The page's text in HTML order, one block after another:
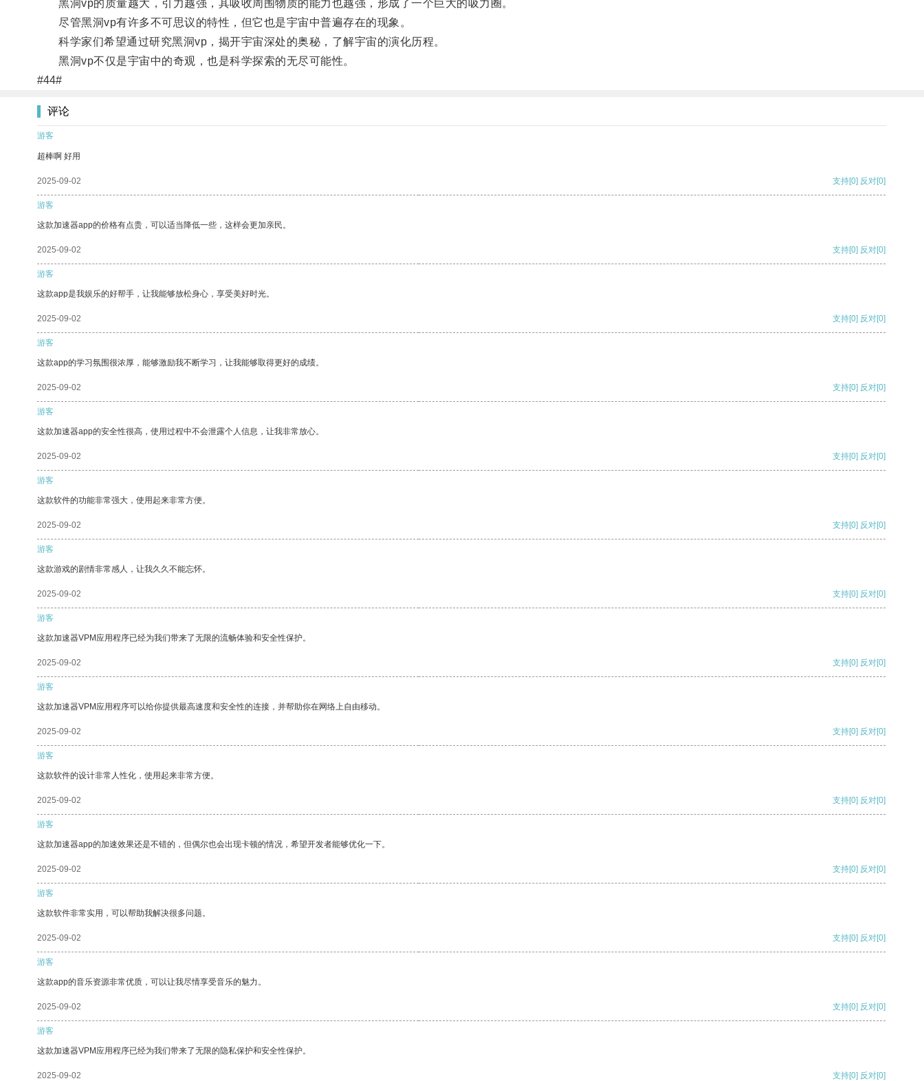
黑洞vp的质量越大，引力越强，其吸收周围物质的能力也越强，形成了一个巨大的吸力圈。
尽管黑洞vp有许多不可思议的特性，但它也是宇宙中普遍存在的现象。
科学家们希望通过研究黑洞vp，揭开宇宙深处的奥秘，了解宇宙的演化历程。
黑洞vp不仅是宇宙中的奇观，也是科学探索的无尽可能性。
#44#
评论
游客
超棒啊 好用
2025-09-02 支持[0] 反对[0]
游客
这款加速器app的价格有点贵，可以适当降低一些，这样会更加亲民。
2025-09-02 支持[0] 反对[0]
游客
这款app是我娱乐的好帮手，让我能够放松身心，享受美好时光。
2025-09-02 支持[0] 反对[0]
游客
这款app的学习氛围很浓厚，能够激励我不断学习，让我能够取得更好的成绩。
2025-09-02 支持[0] 反对[0]
游客
这款加速器app的安全性很高，使用过程中不会泄露个人信息，让我非常放心。
2025-09-02 支持[0] 反对[0]
游客
这款软件的功能非常强大，使用起来非常方便。
2025-09-02 支持[0] 反对[0]
游客
这款游戏的剧情非常感人，让我久久不能忘怀。
2025-09-02 支持[0] 反对[0]
游客
这款加速器VPM应用程序已经为我们带来了无限的流畅体验和安全性保护。
2025-09-02 支持[0] 反对[0]
游客
这款加速器VPM应用程序可以给你提供最高速度和安全性的连接，并帮助你在网络上自由移动。
2025-09-02 支持[0] 反对[0]
游客
这款软件的设计非常人性化，使用起来非常方便。
2025-09-02 支持[0] 反对[0]
游客
这款加速器app的加速效果还是不错的，但偶尔也会出现卡顿的情况，希望开发者能够优化一下。
2025-09-02 支持[0] 反对[0]
游客
这款软件非常实用，可以帮助我解决很多问题。
2025-09-02 支持[0] 反对[0]
游客
这款app的音乐资源非常优质，可以让我尽情享受音乐的魅力。
2025-09-02 支持[0] 反对[0]
游客
这款加速器VPM应用程序已经为我们带来了无限的隐私保护和安全性保护。
2025-09-02 支持[0] 反对[0]